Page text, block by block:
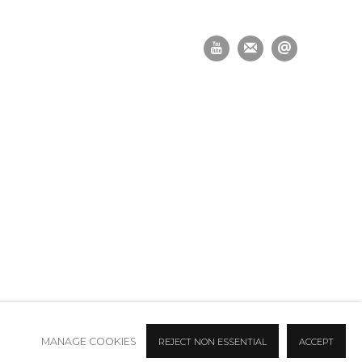
MANAGE COOKIES REJECT NON ESSENTIAL ACCEPT